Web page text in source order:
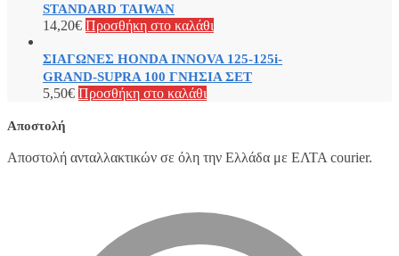
STANDARD TAIWAN
14,20€ Προσθήκη στο καλάθι
ΣΙΑΓΩΝΕΣ HONDA INNOVA 125-125i-
GRAND-SUPRA 100 ΓΝΗΣΙΑ ΣΕΤ
5,50€ Προσθήκη στο καλάθι
Αποστολή
Αποστολή ανταλλακτικών σε όλη την Ελλάδα με ΕΛΤΑ courier.